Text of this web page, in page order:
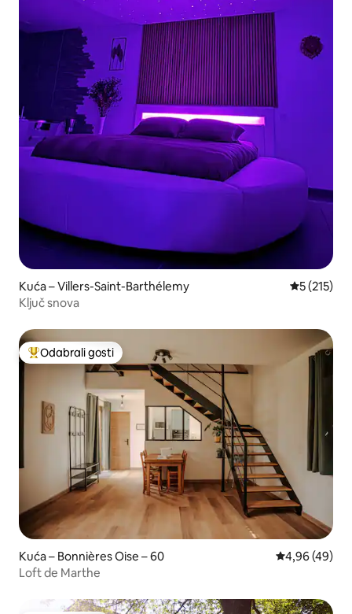
Kuća – Villers-Saint-Barthélemy Prosječna
5 (215)
Ključ snova
Među najviše rangiranima s oznakom „Odabrali gosti”
Odabrali gosti
Kuća – Bonnières Oise – 60 Prosječna
4,96 (49)
Loft de Marthe